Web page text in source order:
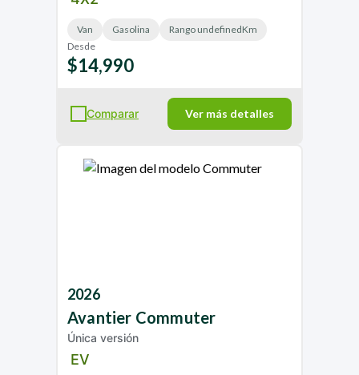
Van Gasolina
Rango undefinedKm
Desde
$14,990
Comparar Ver más detalles
2026
Avantier Commuter
Única versión
EV